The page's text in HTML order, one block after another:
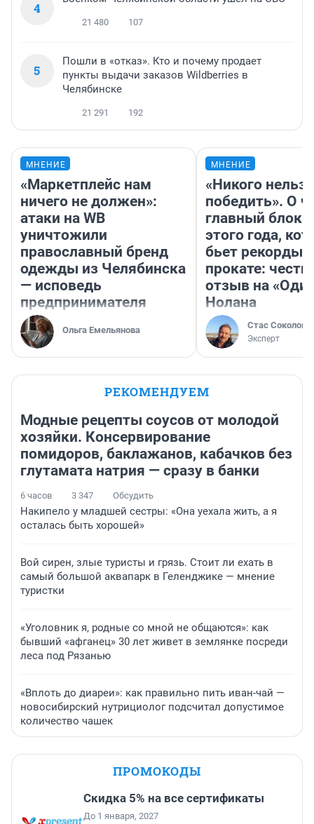
4
21 480 107
5
Пошли в «отказ». Кто и почему продает
пункты выдачи заказов Wildberries в
Челябинске
21 291 192
МНЕНИЕ
«Маркетплейс нам
ничего не должен»:
атаки на WB
уничтожили
православный бренд
одежды из Челябинска
— исповедь
предпринимателя
Ольга Емельянова
МНЕНИЕ
«Никого нельзя
победить». О
главный
этого года,
бьет рекорды в
прокате:
отзыв на
Нолана
Стас Соколов
Эксперт
РЕКОМЕНДУЕМ
Модные рецепты соусов от молодой
хозяйки. Консервирование
помидоров, баклажанов, кабачков без
глутамата натрия — сразу в банки
6 часов 3 347 Обсудить
Накипело у младшей сестры: «Она уехала жить, а я
осталась быть хорошей»
Вой сирен, злые туристы и грязь. Стоит ли ехать в
самый большой аквапарк в Геленджике — мнение
туристки
«Уголовник я, родные со мной не общаются»: как
бывший «афганец» 30 лет живет в землянке посреди
леса под Рязанью
«Вплоть до диареи»: как правильно пить иван-чай —
новосибирский нутрициолог подсчитал допустимое
количество чашек
ПРОМОКОДЫ
Скидка 5% на все сертификаты
До 1 января, 2027